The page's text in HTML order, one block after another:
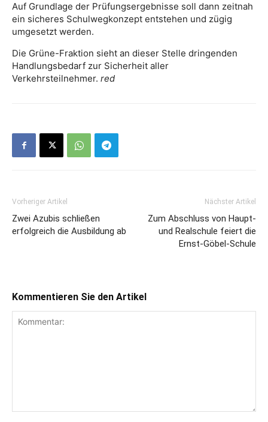
Auf Grundlage der Prüfungsergebnisse soll dann zeitnah
ein sicheres Schulwegkonzept entstehen und zügig
umgesetzt werden.
Die Grüne-Fraktion sieht an dieser Stelle dringenden
Handlungsbedarf zur Sicherheit aller
Verkehrsteilnehmer. red
Vorheriger Artikel
Zwei Azubis schließen
erfolgreich die Ausbildung ab
Nächster Artikel
Zum Abschluss von Haupt-
und Realschule feiert die
Ernst-Göbel-Schule
Kommentieren Sie den Artikel